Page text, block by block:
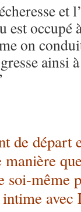
et
est occupé
on
ainsi à
de départ
soi-même
avec